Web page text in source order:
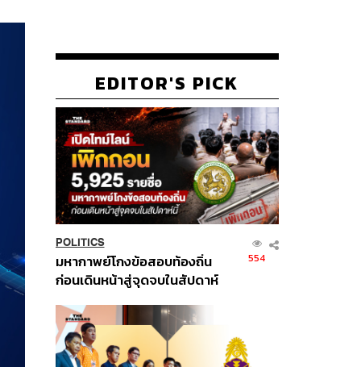
EDITOR'S PICK
POLITICS
มหากาพย์โกงข้อสอบท้องถิ่น
ก่อนเดินหน้าสู่จุดจบในสัปดาห์
554